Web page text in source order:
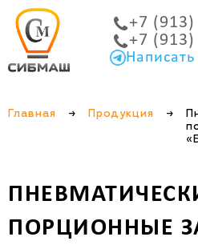
+7
+7
Главная → Продукция →
ПОРЦИОННЫЕ